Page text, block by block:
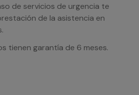
de servicios de urgencia te
de la asistencia en
tienen garantía de 6 meses.